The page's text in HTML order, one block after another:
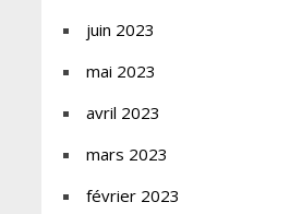
juin 2023
mai 2023
avril 2023
mars 2023
février 2023